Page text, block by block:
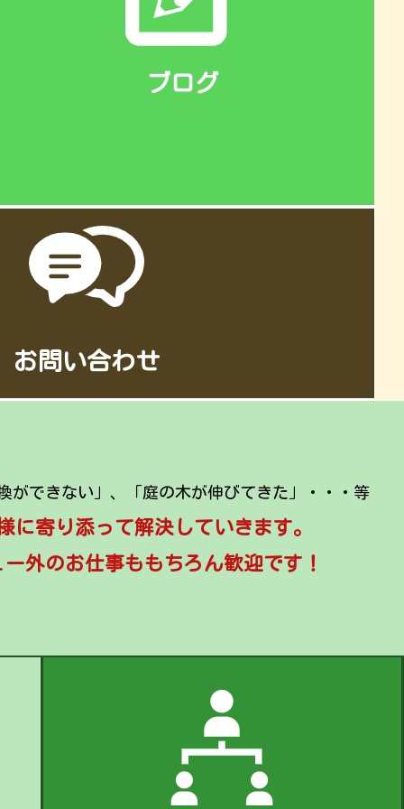
ブログ
お問い合わせ
ができない」、「庭の木が伸びてきた」・・・等
に寄り添って解決していきます。
外のお仕事ももちろん歓迎です！